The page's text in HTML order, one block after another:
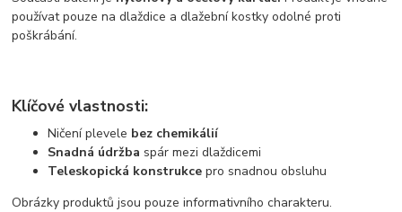
používat pouze na dlaždice a dlažební kostky odolné proti
poškrábání.
Klíčové vlastnosti:
Ničení plevele bez chemikálií
Snadná údržba spár mezi dlaždicemi
Teleskopická konstrukce pro snadnou obsluhu
Obrázky produktů jsou pouze informativního charakteru.